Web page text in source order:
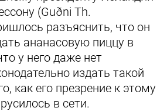
(Guðni Th.
разъяснить, что он
ананасовую пиццу в
у него даже нет
издать такой
как его презрение к этому
в сети.